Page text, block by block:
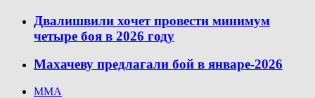
Двалишвили хочет провести минимум
четыре боя в 2026 году
Махачеву предлагали бой в январе-2026
ММА